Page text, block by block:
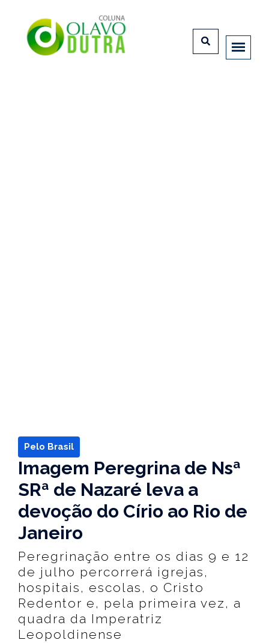
Pelo Brasil
Imagem Peregrina de Nsª
SRª de Nazaré leva a
devoção do Círio ao Rio de
Janeiro
Peregrinação entre os dias 9 e 12
de julho percorrerá igrejas,
hospitais, escolas, o Cristo
Redentor e, pela primeira vez, a
quadra da Imperatriz
Leopoldinense